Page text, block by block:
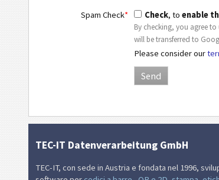
Spam Check* Check, to enable
By checking, you agree
will be transferred to
Please consider our
TEC-IT Datenverarbeitung GmbH
TEC-IT, con sede in Austria e fondata nel 1996,